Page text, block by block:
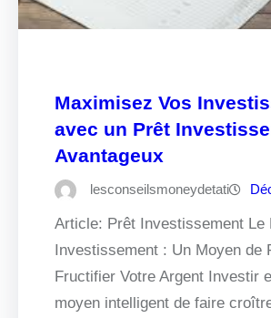
Maximisez Vos
avec un Prêt
Avantageux
lesconseilsmoneydetati
Article: Prêt Investissement Le
Investissement : Un Moyen de
Fructifier Votre Argent Investir
moyen intelligent de faire